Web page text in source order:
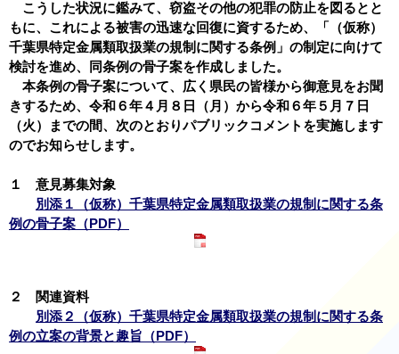
こうした状況に鑑みて、窃盗その他の犯罪の防止を図るとと
もに、これによる被害の迅速な回復に資するため、「（仮称）
千葉県特定金属類取扱業の規制に関する条例」の制定に向けて
検討を進め、同条例の骨子案を作成しました。
本条例の骨子案について、広く県民の皆様から御意見をお聞
きするため、令和６年４月８日（月）から令和６年５月７日
（火）までの間、次のとおりパブリックコメントを実施します
のでお知らせします。
１ 意見募集対象
別添１（仮称）千葉県特定金属類取扱業の規制に関する条
例の骨子案（PDF）
２ 関連資料
別添２（仮称）千葉県特定金属類取扱業の規制に関する条
例の立案の背景と趣旨（PDF）